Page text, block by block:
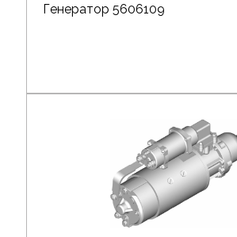
Генератор 5606109